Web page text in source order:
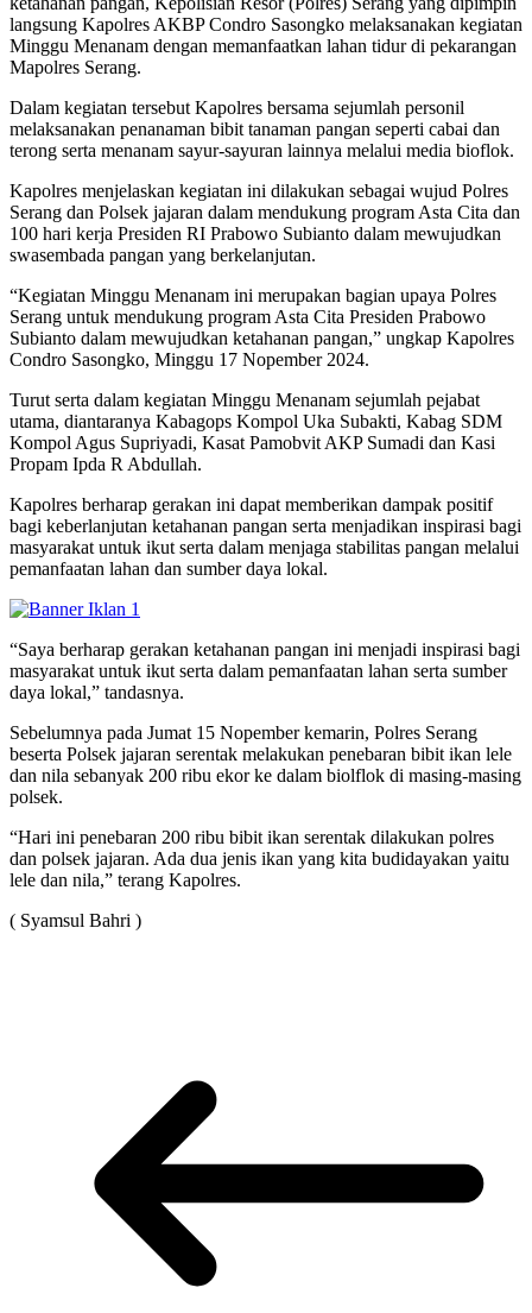
langsung Kapolres AKBP Condro Sasongko melaksanakan kegiatan
Minggu Menanam dengan memanfaatkan lahan tidur di pekarangan
Mapolres Serang.
Dalam kegiatan tersebut Kapolres bersama sejumlah personil
melaksanakan penanaman bibit tanaman pangan seperti cabai dan
terong serta menanam sayur-sayuran lainnya melalui media bioflok.
Kapolres menjelaskan kegiatan ini dilakukan sebagai wujud Polres
Serang dan Polsek jajaran dalam mendukung program Asta Cita dan
100 hari kerja Presiden RI Prabowo Subianto dalam mewujudkan
swasembada pangan yang berkelanjutan.
“Kegiatan Minggu Menanam ini merupakan bagian upaya Polres
Serang untuk mendukung program Asta Cita Presiden Prabowo
Subianto dalam mewujudkan ketahanan pangan,” ungkap Kapolres
Condro Sasongko, Minggu 17 Nopember 2024.
Turut serta dalam kegiatan Minggu Menanam sejumlah pejabat
utama, diantaranya Kabagops Kompol Uka Subakti, Kabag SDM
Kompol Agus Supriyadi, Kasat Pamobvit AKP Sumadi dan Kasi
Propam Ipda R Abdullah.
Kapolres berharap gerakan ini dapat memberikan dampak positif
bagi keberlanjutan ketahanan pangan serta menjadikan inspirasi bagi
masyarakat untuk ikut serta dalam menjaga stabilitas pangan melalui
pemanfaatan lahan dan sumber daya lokal.
“Saya berharap gerakan ketahanan pangan ini menjadi inspirasi bagi
masyarakat untuk ikut serta dalam pemanfaatan lahan serta sumber
daya lokal,” tandasnya.
Sebelumnya pada Jumat 15 Nopember kemarin, Polres Serang
beserta Polsek jajaran serentak melakukan penebaran bibit ikan lele
dan nila sebanyak 200 ribu ekor ke dalam biolflok di masing-masing
polsek.
“Hari ini penebaran 200 ribu bibit ikan serentak dilakukan polres
dan polsek jajaran. Ada dua jenis ikan yang kita budidayakan yaitu
lele dan nila,” terang Kapolres.
( Syamsul Bahri )